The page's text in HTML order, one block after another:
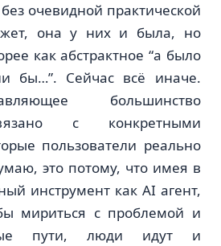
очевидной практической
она у них и была, но
как абстрактное “а было
бы…”. Сейчас всё иначе.
большинство
с конкретными
пользователи реально
это потому, что имея в
инструмент как AI агент,
мириться с проблемой и
пути, люди идут и